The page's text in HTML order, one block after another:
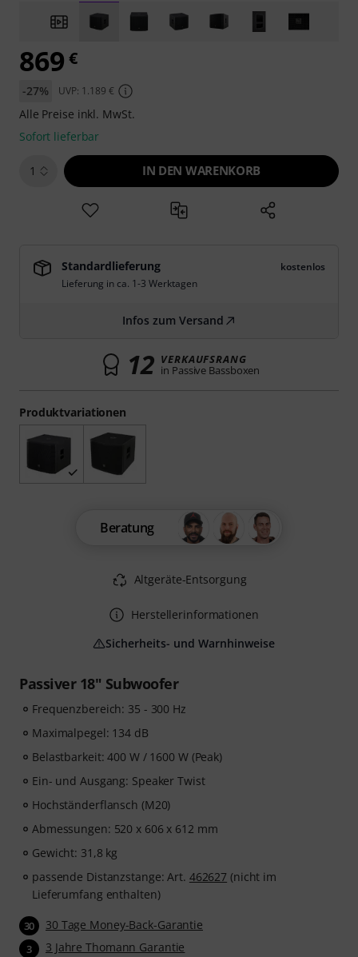
Passiver 18" Subwoofer
Frequenzbereich: 35 - 300 Hz
Maximalpegel: 134 dB
Belastbarkeit: 400 W / 1600 W (Peak)
Ein- und Ausgang: Speaker Twist
Hochständerflansch (M20)
Abmessungen: 520 x 606 x 612 mm
Gewicht: 31,8 kg
passende Distanzstange: Art. 462627 (nicht im
Lieferumfang enthalten)
30 30 Tage Money-Back-Garantie
3 3 Jahre Thomann Garantie
Produktvariationen
869 €
-27% UVP: 1.189 €
Alle Preise inkl. MwSt.
Sofort lieferbar
1 IN DEN WARENKORB
Standardlieferung
kostenlos
Lieferung in ca. 1-3 Werktagen
Infos zum Versand
12 VERKAUFSRANG
in Passive Bassboxen
Beratung
Altgeräte-Entsorgung
Herstellerinformationen
Sicherheits- und Warnhinweise